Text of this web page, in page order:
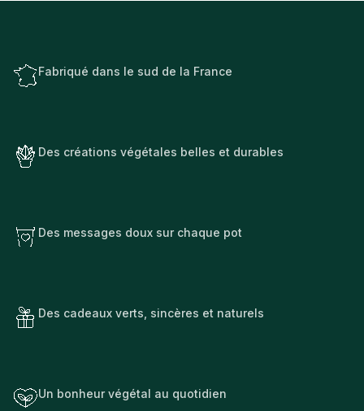
Fabriqué dans le sud de la France
Des créations végétales belles et durables
Des messages doux sur chaque pot
Des cadeaux verts, sincères et naturels
Un bonheur végétal au quotidien